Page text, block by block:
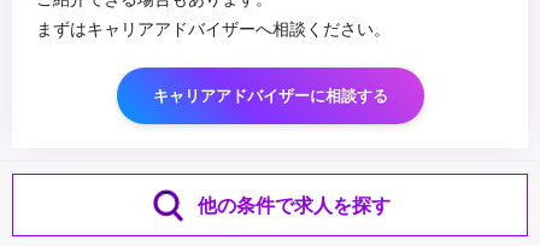
まずはキャリアアドバイザーへ相談ください。
キャリアアドバイザーに相談する
他の条件で求人を探す